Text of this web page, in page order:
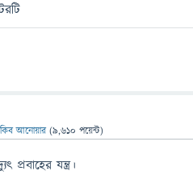
আনোয়ার (9,610 পয়েন্ট)
প্রবাহের যন্ত্র।